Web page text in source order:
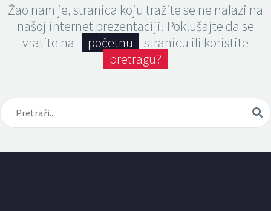
Žao nam je, stranica koju tražite se ne nalazi na
našoj internet prezentaciji! Poklušajte da se
vratite na
početnu
stranicu ili koristite
pretragu?